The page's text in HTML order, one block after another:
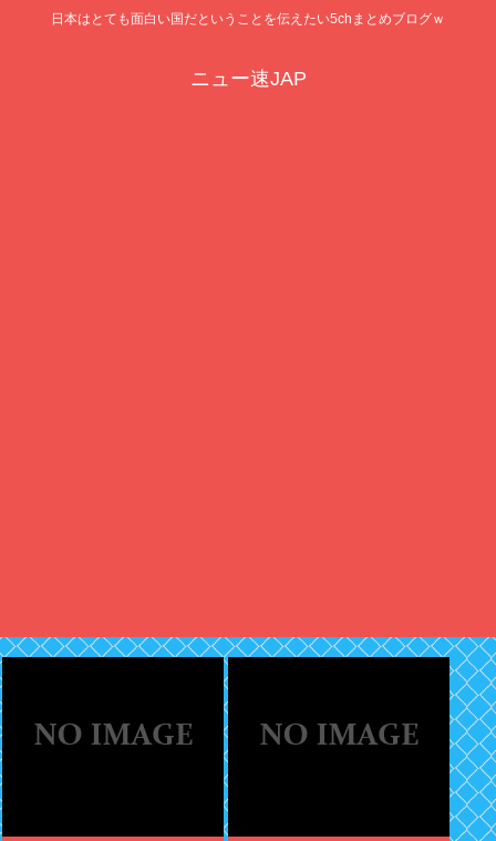
日本はとても面白い国だということを伝えたい5chまとめブログｗ
ニュー速JAP